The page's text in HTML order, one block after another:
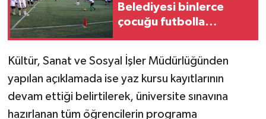
Belediyesi binlerce
çocuğu futbolla
Kültür, Sanat ve Sosyal İşler Müdürlüğünden
yapılan açıklamada ise yaz kursu kayıtlarının
devam ettiği belirtilerek, üniversite sınavına
hazırlanan tüm öğrencilerin programa